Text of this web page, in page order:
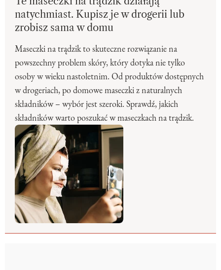
natychmiast. Kupisz je w drogerii lub
zrobisz sama w domu
Maseczki na trądzik to skuteczne rozwiązanie na
powszechny problem skóry, który dotyka nie tylko
osoby w wieku nastoletnim. Od produktów dostępnych
w drogeriach, po domowe maseczki z naturalnych
składników – wybór jest szeroki. Sprawdź, jakich
składników warto poszukać w maseczkach na trądzik.